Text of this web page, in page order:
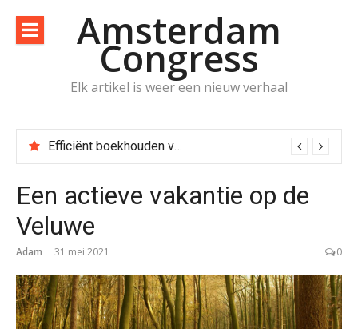
inhoud
Amsterdam
Congress
Elk artikel is weer een nieuw verhaal
Efficiënt boekhouden voor zzp’ers met online tools en tips
Een actieve vakantie op de
Veluwe
Adam 31 mei 2021 0